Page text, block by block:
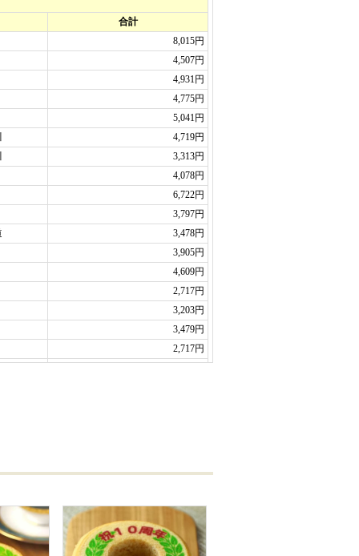
しやすいようにしてくれてる
購入しました。
人の職員にだけ渡せました。も
いました。